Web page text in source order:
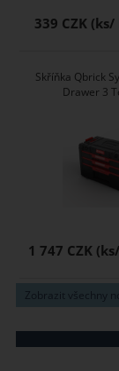
339 CZK
Skříňka Qbrick
Drawer 3
1 747 CZK
Zobrazit všechny